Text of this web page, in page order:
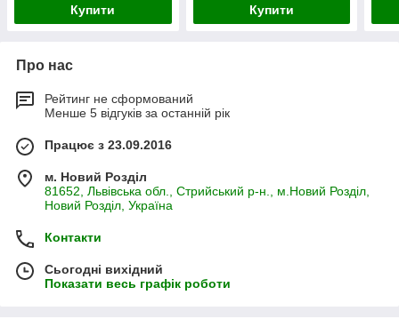
Купити Купити
Про нас
Рейтинг не сформований
Менше 5 відгуків за останній рік
Працює з 23.09.2016
м. Новий Розділ
81652, Львівська обл., Стрийський р-н., м.Новий Розділ,
Новий Розділ, Україна
Контакти
Сьогодні вихідний
Показати весь графік роботи